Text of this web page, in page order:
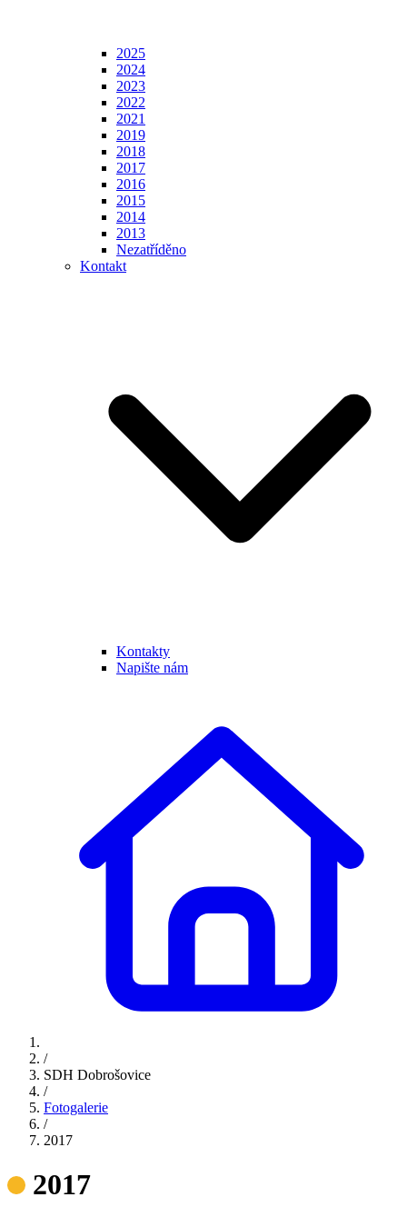
2025
2024
2023
2022
2021
2019
2018
2017
2016
2015
2014
2013
Nezatříděno
Kontakt
Kontakty
Napište nám
/
SDH Dobrošovice
/
Fotogalerie
/
2017
2017